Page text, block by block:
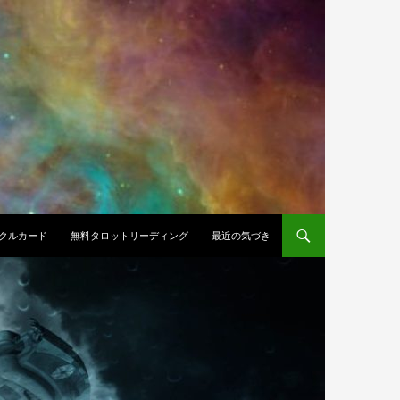
ルカード 無料タロットリーディング 最近の気づき